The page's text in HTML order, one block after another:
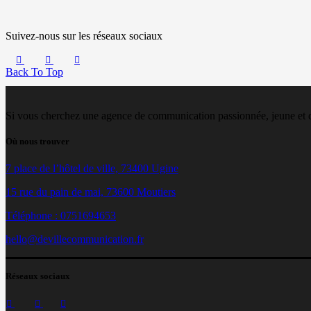
Suivez-nous sur les réseaux sociaux
Back To Top
Si vous cherchez une agence de communication passionnée, jeune et
Où nous trouver
7 place de l’hôtel de ville, 73400 Ugine
15 rue du pain de mai, 73600 Moutiers
Téléphone : 0751694653
hello@devillecommunication.fr
Réseaux sociaux